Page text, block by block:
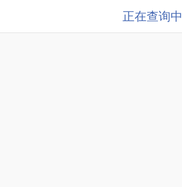
正在查询中